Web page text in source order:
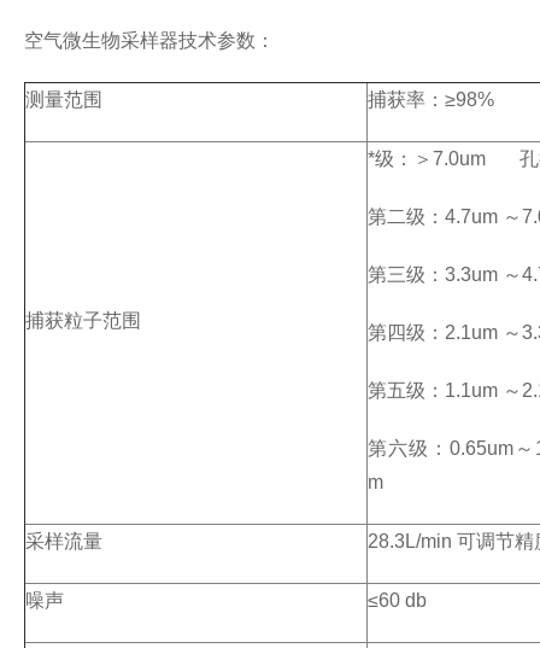
空气微生物采样器技术参数：
测量范围 捕获率：≥98%
捕获粒子范围
*级：＞7.0um 孔
第二级：4.7um ～
第三级：3.3um ～
第四级：2.1um ～
第五级：1.1um ～
第六级：0.65um
m
采样流量 28.3L/min 可调节精
噪声 ≤60 db